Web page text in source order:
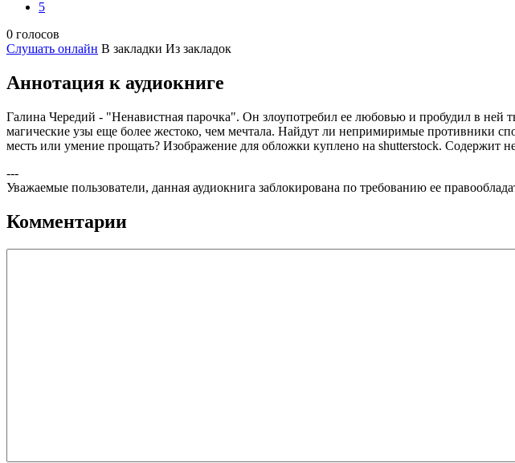
5
0 голосов
Слушать онлайн В закладки Из закладок
Аннотация к аудиокниге
Галина Чередий - "Ненавистная парочка". Он злоупотребил ее любовью и пробудил в ней
магические узы еще более жестоко, чем мечтала. Найдут ли непримиримые противники
месть или умение прощать? Изображение для обложки куплено на shutterstock. Содержит
---
Уважаемые пользователи, данная аудиокнига заблокирована по требованию ее
Комментарии